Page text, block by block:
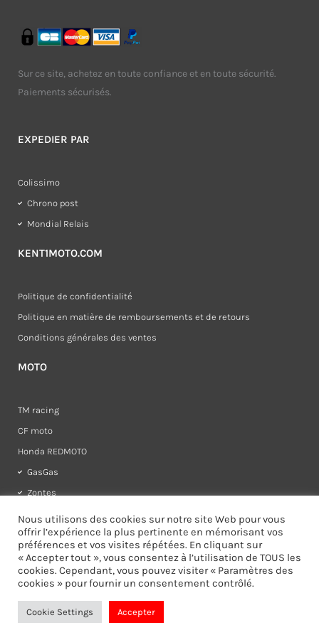
MOTO
TM racing
CF moto
Honda REDMOTO
GasGas
Zontes
KENT1MOTO.COM
Politique de confidentialité
Politique en matière de remboursements et de retours
Conditions générales des ventes
EXPEDIER PAR
Colissimo
Chrono post
Mondial Relais
Sur ce site, achetez en toute confiance et en toute sécurité.
Paiements sécurisés.
Nous utilisons des cookies sur notre site Web pour vous
offrir l’expérience la plus pertinente en mémorisant vos
préférences et vos visites répétées. En cliquant sur
« Accepter tout », vous consentez à l’utilisation de TOUS les
cookies. Cependant, vous pouvez visiter « Paramètres des
cookies » pour fournir un consentement contrôlé.
Cookie Settings Accepter